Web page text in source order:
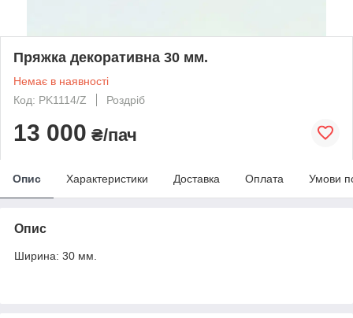
Пряжка декоративна 30 мм.
Немає в наявності
Код: PK1114/Z
Роздріб
13 000 ₴/пач
Опис Характеристики Доставка Оплата Умови
Опис
Ширина: 30 мм.